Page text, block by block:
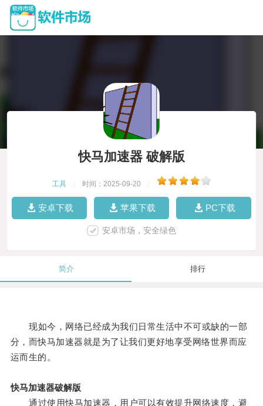
快马加速器 破解版
工具 时间：2025-09-20
安卓下载 苹果下载 PC下载
安卓市场，安全绿色
简介 排行
现如今，网络已经成为我们日常生活中不可或缺的一部
分，而快马加速器就是为了让我们更好地享受网络世界而应
运而生的。
快马加速器破解版
通过使用快马加速器，用户可以有效提升网络速度，避